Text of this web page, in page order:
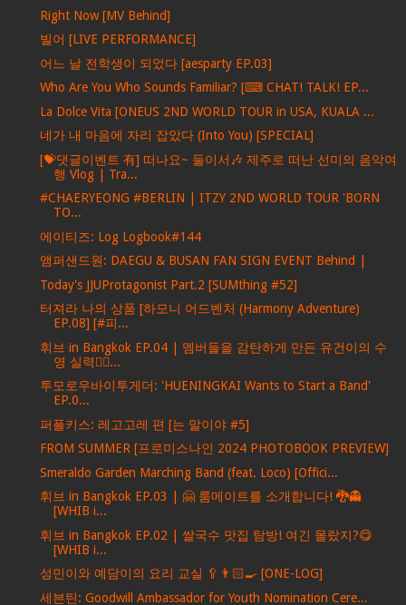
Right Now [MV Behind]
빌어 [LIVE PERFORMANCE]
어느 날 전학생이 되었다 [aesparty EP.03]
Who Are You Who Sounds Familiar? [⌨ CHAT! TALK! EP...
La Dolce Vita [ONEUS 2ND WORLD TOUR in USA, KUALA ...
네가 내 마음에 자리 잡았다 (Into You) [SPECIAL]
[💝댓글이벤트 有] 떠나요~ 둘이서🎶 제주로 떠난 선미의 음악여
행 Vlog | Tra...
#CHAERYEONG #BERLIN | ITZY 2ND WORLD TOUR 'BORN
TO...
에이티즈: Log Logbook#144
앰퍼샌드원: DAEGU & BUSAN FAN SIGN EVENT Behind |
Today's JJUProtagonist Part.2 [SUMthing #52]
터져라 나의 상품 [하모니 어드벤처 (Harmony Adventure)
EP.08] [#피...
휘브 in Bangkok EP.04 | 멤버들을 감탄하게 만든 유건이의 수
영 실력🏊‍♂...
투모로우바이투게더: 'HUENINGKAI Wants to Start a Band'
EP.0...
퍼플키스: 레고고레 편 [는 말이야 #5]
FROM SUMMER [프로미스나인 2024 PHOTOBOOK PREVIEW]
Smeraldo Garden Marching Band (feat. Loco) [Offici...
휘브 in Bangkok EP.03 | 🤗 룸메이트를 소개합니다! 🐉👻
[WHIB i...
휘브 in Bangkok EP.02 | 쌀국수 맛집 탐방! 여긴 몰랐지?😋
[WHIB i...
성민이와 예담이의 요리 교실 🥄👨🏻‍🍳 [ONE-LOG]
세븐틴: Goodwill Ambassador for Youth Nomination Cere...